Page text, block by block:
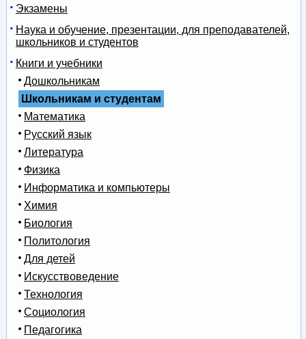
Экзамены
Наука и обучение, презентации, для преподавателей,
школьников и студентов
Книги и учебники
Дошкольникам
Школьникам и студентам
Математика
Русский язык
Литература
Физика
Информатика и компьютеры
Химия
Биология
Политология
Для детей
Искусствоведение
Технология
Социология
Педагогика